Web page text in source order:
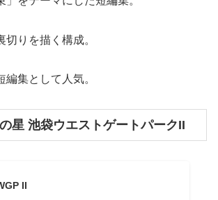
切りを描く構成。
集として人気。
星 池袋ウエストゲートパークII
II